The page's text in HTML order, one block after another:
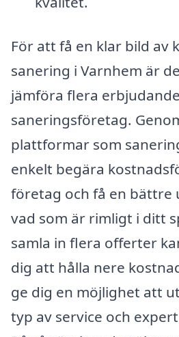
För att få en klar bild av
sanering i Varnhem är
jämföra flera
saneringsföretag.
plattformar som
enkelt begära
företag och få en bättre
vad som är rimligt i ditt
samla in flera offerter
dig att hålla nere
ge dig en möjlighet att
typ av service och